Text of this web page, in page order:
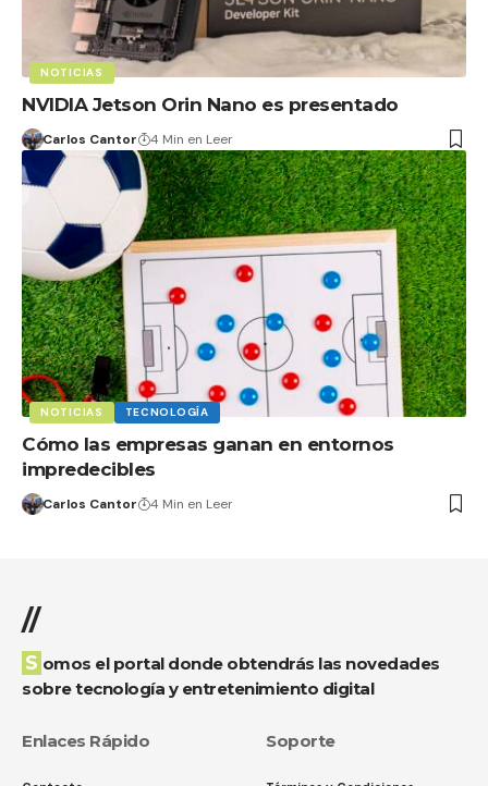
NOTICIAS
NVIDIA Jetson Orin Nano es presentado
Carlos Cantor 4 Min en Leer
NOTICIAS TECNOLOGÍA
Cómo las empresas ganan en entornos
impredecibles
Carlos Cantor 4 Min en Leer
//
Somos el portal donde obtendrás las novedades
sobre tecnología y entretenimiento digital
Enlaces Rápido Soporte